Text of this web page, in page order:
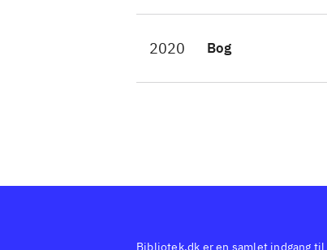
2020 Bog
Bibliotek.dk er en samlet indgang til